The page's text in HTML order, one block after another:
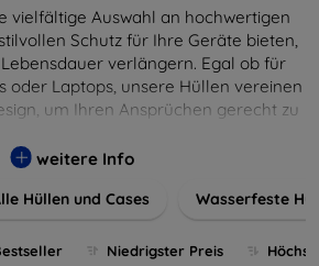
vielfältige Auswahl an hochwertigen
Schutz für Ihre Geräte bieten,
verlängern. Egal ob für
oder Laptops, unsere Hüllen vereinen
um Ihren Ansprüchen gerecht zu
Stil perfekt zu
weitere Info
Hüllen und Cases Wasserfeste
Niedrigster Preis